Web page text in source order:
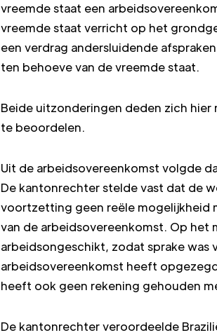
vreemde staat een
vreemde staat verricht op het
een verdrag andersluidende
ten behoeve van de vreemde staat.
Beide uitzonderingen deden zich
te beoordelen.
Uit de arbeidsovereenkomst volgde
De kantonrechter stelde vast dat de
voortzetting geen reële mogelijkheid
van de arbeidsovereenkomst. Op het
arbeidsongeschikt, zodat sprake was
arbeidsovereenkomst heeft
heeft ook geen rekening gehouden
De kantonrechter veroordeelde